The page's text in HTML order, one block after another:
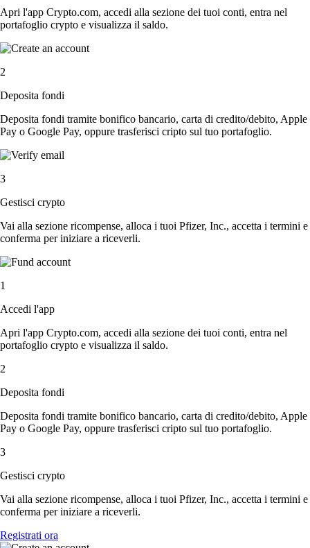
Apri l'app Crypto.com, accedi alla sezione dei tuoi conti, entra nel
portafoglio crypto e visualizza il saldo.
2
Deposita fondi
Deposita fondi tramite bonifico bancario, carta di credito/debito, Apple
Pay o Google Pay, oppure trasferisci cripto sul tuo portafoglio.
3
Gestisci crypto
Vai alla sezione ricompense, alloca i tuoi Pfizer, Inc., accetta i termini e
conferma per iniziare a riceverli.
1
Accedi l'app
Apri l'app Crypto.com, accedi alla sezione dei tuoi conti, entra nel
portafoglio crypto e visualizza il saldo.
2
Deposita fondi
Deposita fondi tramite bonifico bancario, carta di credito/debito, Apple
Pay o Google Pay, oppure trasferisci cripto sul tuo portafoglio.
3
Gestisci crypto
Vai alla sezione ricompense, alloca i tuoi Pfizer, Inc., accetta i termini e
conferma per iniziare a riceverli.
Registrati ora